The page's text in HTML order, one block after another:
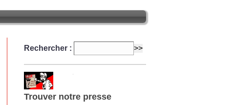
Rechercher :
Trouver notre presse